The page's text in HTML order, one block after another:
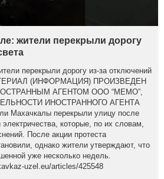
жители перекрыли дорогу
перекрыли дорогу из-за отключений
(ИНФОРМАЦИЯ) ПРОИЗВЕДЕН
АГЕНТОМ ООО “МЕМО”,
ИНОСТРАННОГО АГЕНТА
Махачкалы перекрыли улицу после
которые, по их словам,
После акции протеста
однако жители утверждают, что
уже несколько недель.
uzel.eu/articles/425548